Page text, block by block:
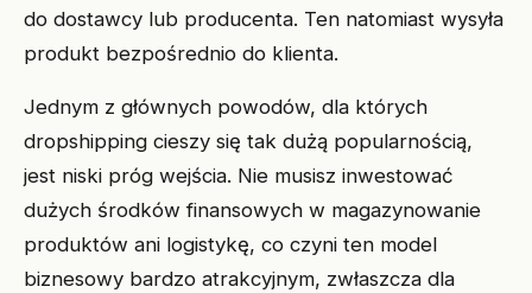
do dostawcy lub producenta. Ten natomiast wysyła
produkt bezpośrednio do klienta.
Jednym z głównych powodów, dla których
dropshipping cieszy się tak dużą popularnością,
jest niski próg wejścia. Nie musisz inwestować
dużych środków finansowych w magazynowanie
produktów ani logistykę, co czyni ten model
biznesowy bardzo atrakcyjnym, zwłaszcza dla